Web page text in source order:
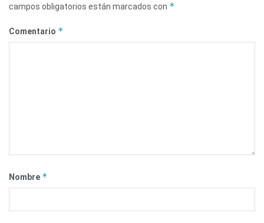
campos obligatorios están marcados con *
Comentario *
Nombre *